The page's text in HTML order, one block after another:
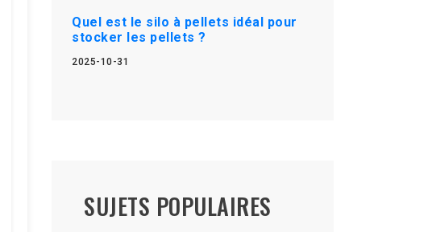
Quel est le silo à pellets idéal pour
stocker les pellets ?
2025-10-31
SUJETS POPULAIRES